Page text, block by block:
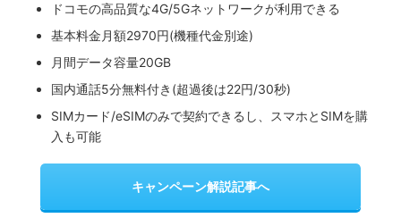
ドコモの高品質な4G/5Gネットワークが利用できる
基本料金月額2970円(機種代金別途)
月間データ容量20GB
国内通話5分無料付き(超過後は22円/30秒)
SIMカード/eSIMのみで契約できるし、スマホとSIMを購
入も可能
キャンペーン解説記事へ